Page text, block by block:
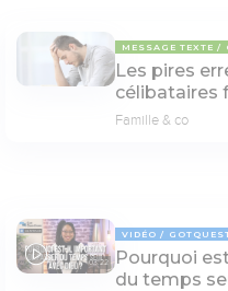
MESSAGE TEXTE
Les pires
célibataires
Famille & co
03:22
VIDÉO
Pourquoi
du temps